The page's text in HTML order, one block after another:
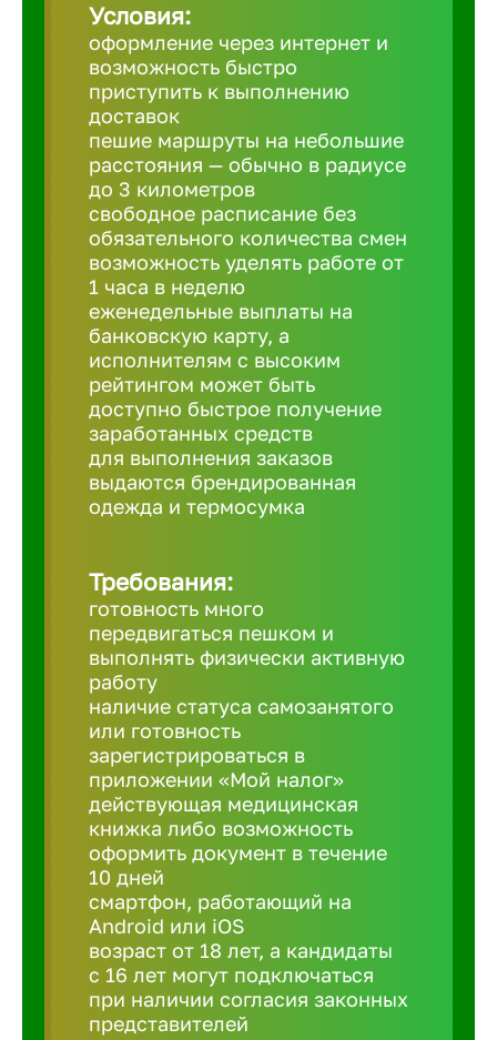
Белгород
Бийск
Условия:
оформление через интернет и
возможность быстро
приступить к выполнению
доставок
пешие маршруты на небольшие
расстояния — обычно в радиусе
до 3 километров
свободное расписание без
обязательного количества смен
возможность уделять работе от
1 часа в неделю
еженедельные выплаты на
банковскую карту, а
исполнителям с высоким
рейтингом может быть
доступно быстрое получение
заработанных средств
для выполнения заказов
выдаются брендированная
одежда и термосумка
Требования:
готовность много
передвигаться пешком и
выполнять физически активную
работу
наличие статуса самозанятого
или готовность
зарегистрироваться в
приложении «Мой налог»
действующая медицинская
книжка либо возможность
оформить документ в течение
10 дней
смартфон, работающий на
Android или iOS
возраст от 18 лет, а кандидаты
с 16 лет могут подключаться
при наличии согласия законных
представителей